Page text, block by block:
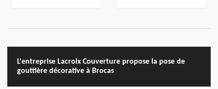
L'entreprise Lacroix Couverture propose la pose de
gouttière décorative à Brocas